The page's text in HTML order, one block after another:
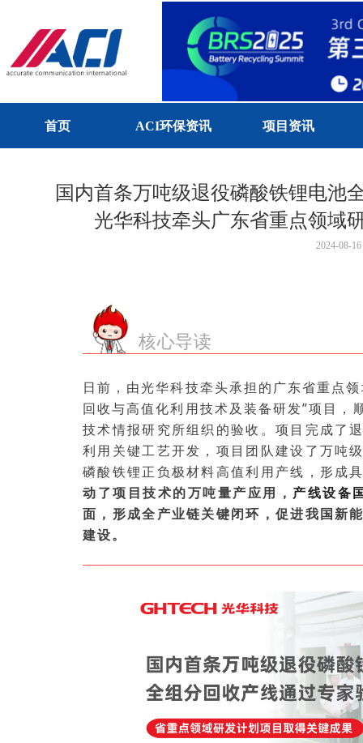
首页 ACI环保资讯 项目资讯
国内首条万吨级退役磷酸铁锂电池
光华科技牵头广东省重点领域
核心导读
日前，由光华科技牵头承担的广东省重点
回收与高值化利用技术及装备研发”项目
技术情报研究所组织的验收。项目完成了
利用关键工艺开发，项目团队建设了万吨
磷酸铁锂正负极材料高值利用产线，形成
动了项目技术的万吨量产应用，产线设备
面，形成全产业链关键闭环，促进我国新
建设。
2024-08-16